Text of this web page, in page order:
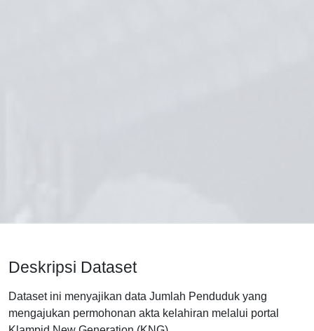
Deskripsi Dataset
Dataset ini menyajikan data Jumlah Penduduk yang
mengajukan permohonan akta kelahiran melalui portal